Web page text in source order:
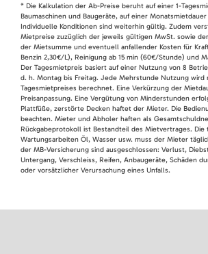
* Die Kalkulation der Ab-Preise beruht auf einer 1-
Baumaschinen und Baugeräte, auf einer
Individuelle Konditionen sind weiterhin gültig. Zudem
Mietpreise zuzüglich der jeweils gültigen MwSt. sowie
der Mietsumme und eventuell anfallender Kosten für
Benzin 2,30€/L), Reinigung ab 15 min (60€/Stunde) und
Der Tagesmietpreis basiert auf einer Nutzung von 8
d. h. Montag bis Freitag. Jede Mehrstunde Nutzung wird
Tagesmietpreises berechnet. Eine Verkürzung der
Preisanpassung. Eine Vergütung von Minderstunden
Plattfüße, zerstörte Decken haftet der Mieter. Die
beachten. Mieter und Abholer haften als
Rückgabeprotokoll ist Bestandteil des Mietvertrages. Die
Wartungsarbeiten Öl, Wasser usw. muss der Mieter
der MB-Versicherung sind ausgeschlossen: Verlust,
Untergang, Verschleiss, Reifen, Anbaugeräte, Schäden
oder vorsätzlicher Verursachung eines Unfalls.